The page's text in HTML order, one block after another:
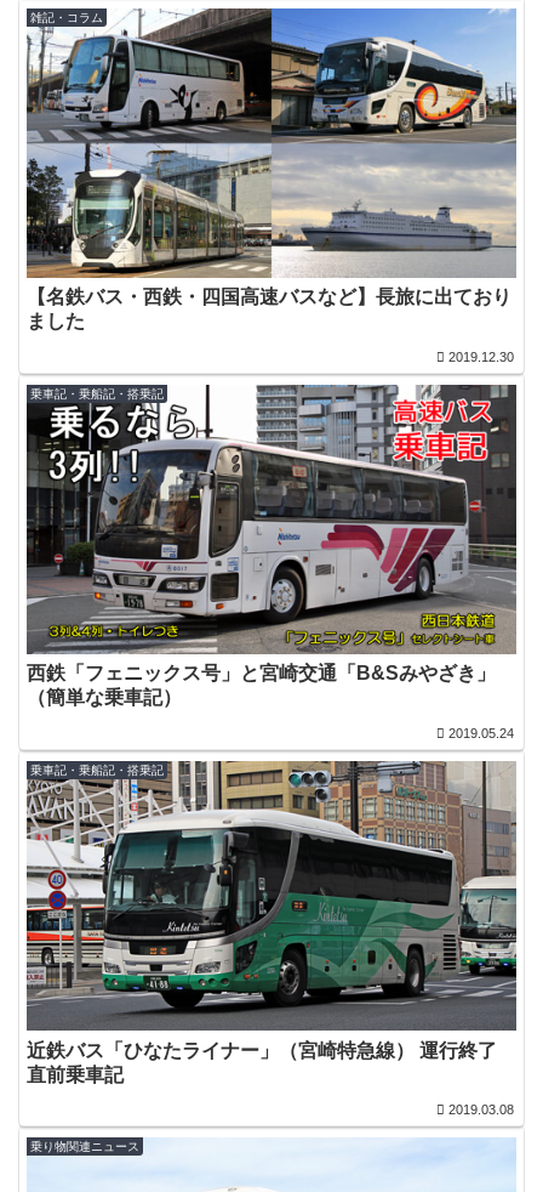
雑記・コラム
【名鉄バス・西鉄・四国高速バスなど】長旅に出ており
ました
2019.12.30
乗車記・乗船記・搭乗記
西鉄「フェニックス号」と宮崎交通「B&Sみやざき」
（簡単な乗車記）
2019.05.24
乗車記・乗船記・搭乗記
近鉄バス「ひなたライナー」（宮崎特急線） 運行終了
直前乗車記
2019.03.08
乗り物関連ニュース